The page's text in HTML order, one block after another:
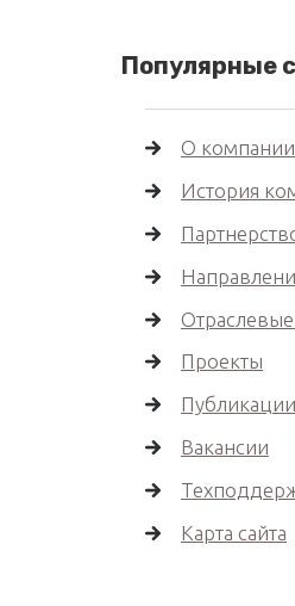
Популярные
О компании
История
Проекты
Вакансии
Карта сайта